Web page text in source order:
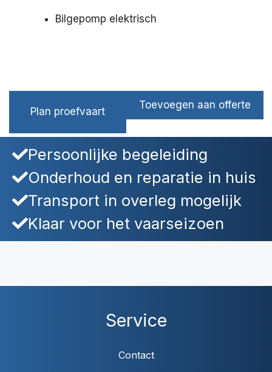
Bilgepomp elektrisch
Plan proefvaart
Toevoegen aan offerte
Persoonlijke begeleiding
Onderhoud en reparatie in huis
Transport in overleg mogelijk
Klaar voor het vaarseizoen
Service
Contact